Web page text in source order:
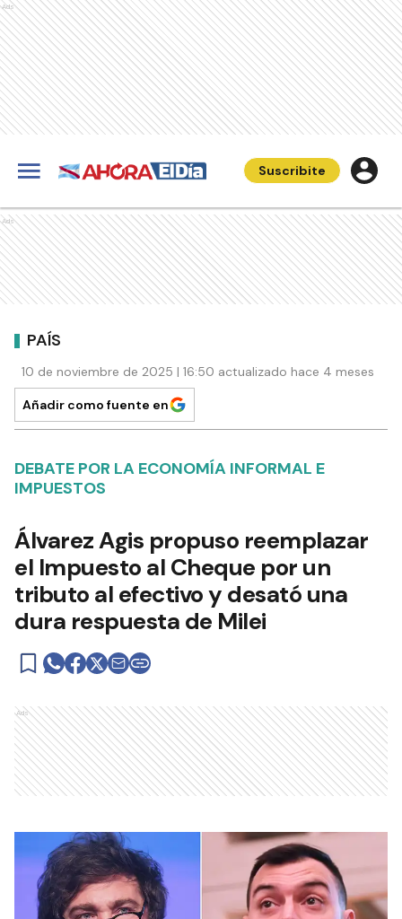
Ads
Suscribite
Ads
PAÍS
10 de noviembre de 2025 | 16:50 actualizado hace 4 meses
Añadir como fuente en
DEBATE POR LA ECONOMÍA INFORMAL E
IMPUESTOS
Álvarez Agis propuso reemplazar
el Impuesto al Cheque por un
tributo al efectivo y desató una
dura respuesta de Milei
Ads